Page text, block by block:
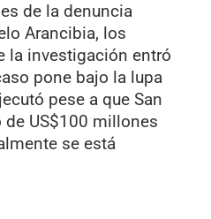
de la denuncia
Arancibia, los
la investigación entró
pone bajo la lupa
pese a que San
US$100 millones
se está